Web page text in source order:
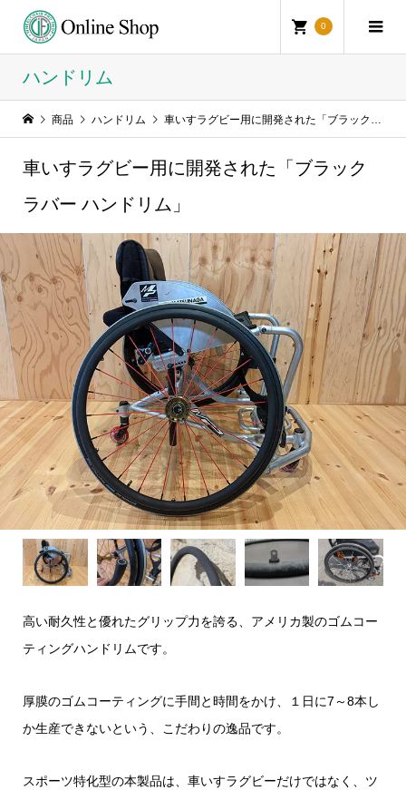
0
ハンドリム
商品 ハンドリム 車いすラグビー用に開発された「ブラックラバー ハンドリム」
車いすラグビー用に開発された「ブラック
ラバー ハンドリム」
高い耐久性と優れたグリップ力を誇る、アメリカ製のゴムコー
ティングハンドリムです。
厚膜のゴムコーティングに手間と時間をかけ、１日に7～8本し
か生産できないという、こだわりの逸品です。
スポーツ特化型の本製品は、車いすラグビーだけではなく、ツ